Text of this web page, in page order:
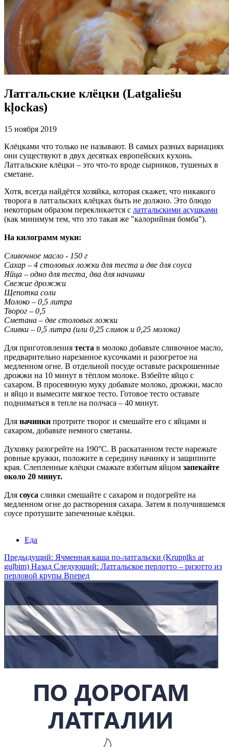
Латгальские клёцки (Latgaliešu
kļockas)
15 ноября 2019
Клёцками что только не называют. В самых разных вариациях
они существуют в двух десятках европейских кухонь.
Латгальские клёцки – это что-то вроде сырников, тушеных в
сметане.
Хотя, всегда найдётся хозяйка, которая скажет, что никакого
творога в латгальских клёцках быть не должно. Это блюдо
некоторым образом перекликается с латгальскими асушками
(как минимум тем, что это такая же "калорийная бомба").
На килограмм муки:
Сливочное масло - 150 г
Сахар – 4 столовых ложки для теста и две для соуса
Яйца – одно для теста, два для начинки
Свежие дрожжи
Щепотка соли
Молоко – 0,5 литра
Творог – 0,5
Сметана – две столовых ложки
Сливки – 0,5 литра (или 0,25 сливок и 0,25 молока)
Для приготовления теста в молоко добавьте сливочное масло,
предварительно нарезанное кусочками и разогретое на
медленном огне. В отдельной посуде оставьте раскрошенные
дрожжи на 10 минут в тёплом молоке. Взбейте яйцо с
сахаром. В просеянную муку добавьте молоко, дрожжи, масло
и яйцо и вымесите мягкое тесто. Готовое тесто оставьте
подниматься в тепле на полчаса – 40 минут.
Для начинки протрите творог и смешайте его с яйцами и
сахаром, добавьте немного сметаны.
Духовку разогрейте на 190°С. В раскатанном тесте нарежьте
ровные кружки, положите в середину начинку и защипните
края. Слепленные клёцки смажьте взбитым яйцом запекайте
около 20 минут.
Для соуса сливки смешайте с сахаром и подогрейте на
медленном огне до растворения сахара. Затем в получившемся
соусе протушите запеченные клёцки.
Еда
Предыдущий: Ячменная каша по-латгальски (Krupņīks ar
guļbim) Назад Следующий: Латгальское перлотто – ризотто из
перловой крупы Вперед